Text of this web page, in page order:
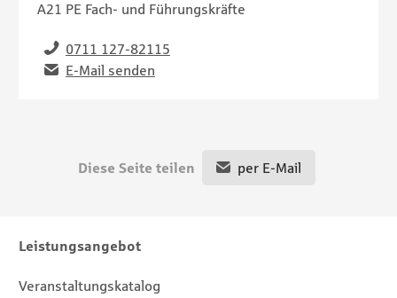
A21 PE Fach- und Führungskräfte
Telefon
0711 127-82115
Email E-Mail senden
Diese Seite teilen per E-Mail
Sitemap
Leistungsangebot
Veranstaltungskatalog